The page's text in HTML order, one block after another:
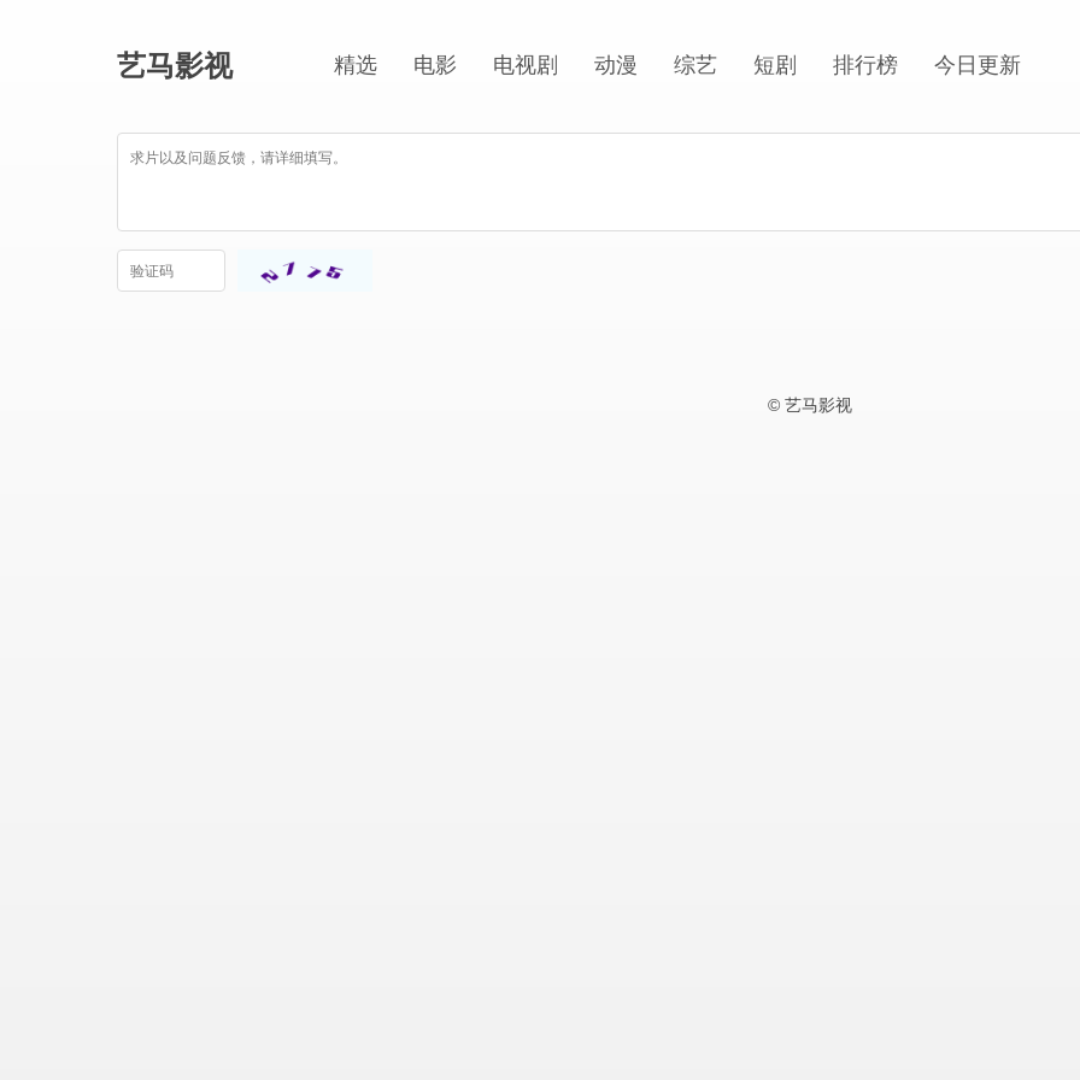
艺马影视 精选 电影 电视剧 动漫 综艺 短剧 排行榜 今日更新
© 艺马影视